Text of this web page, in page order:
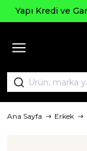
Kredi ve Garanti
Ana Sayfa Erkek